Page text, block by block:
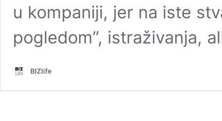
u kompaniji, jer na iste
pogledom”, istraživanja,
BIZlife